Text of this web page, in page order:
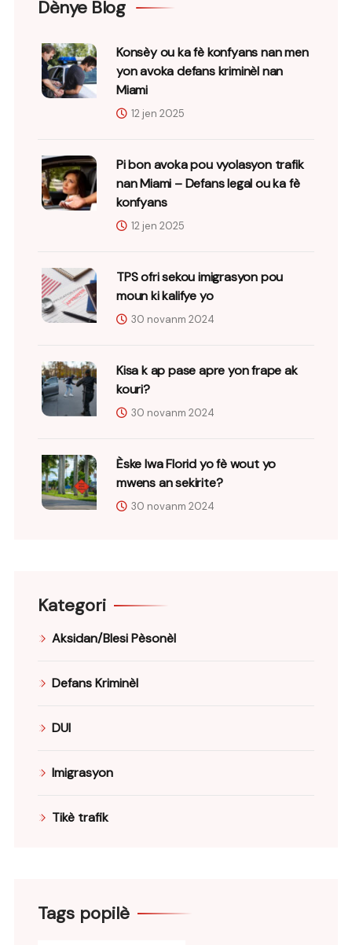
Dènye Blog
Konsèy ou ka fè konfyans nan men
yon avoka defans kriminèl nan
Miami
12 jen 2025
Pi bon avoka pou vyolasyon trafik
nan Miami – Defans legal ou ka fè
konfyans
12 jen 2025
TPS ofri sekou imigrasyon pou
moun ki kalifye yo
30 novanm 2024
Kisa k ap pase apre yon frape ak
kouri?
30 novanm 2024
Èske lwa Florid yo fè wout yo
mwens an sekirite?
30 novanm 2024
Kategori
Aksidan/Blesi Pèsonèl
Defans Kriminèl
DUI
Imigrasyon
Tikè trafik
Tags popilè